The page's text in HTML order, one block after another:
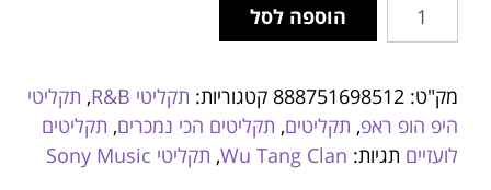
הוספה לסל
מק"ט: 888751698512 קטגוריות: תקליטי R&B , תקליטי
היפ הופ ראפ, תקליטים, תקליטים הכי נמכרים, תקליטים
לועזיים תגיות: Wu Tang Clan
, תקליטי Sony Music